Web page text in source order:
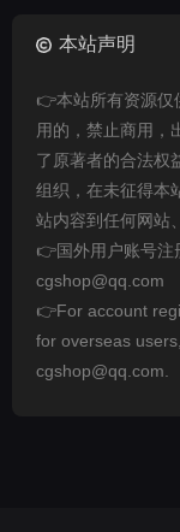
本站声明
👉本站所有资源仅
用的，禁止商用，
了原著者的合法权
组织，在未征得本
站内容到任何网站
👉国外用户账号注
cgshop@qq.com
👉For account
for overseas
cgshop@qq.com.